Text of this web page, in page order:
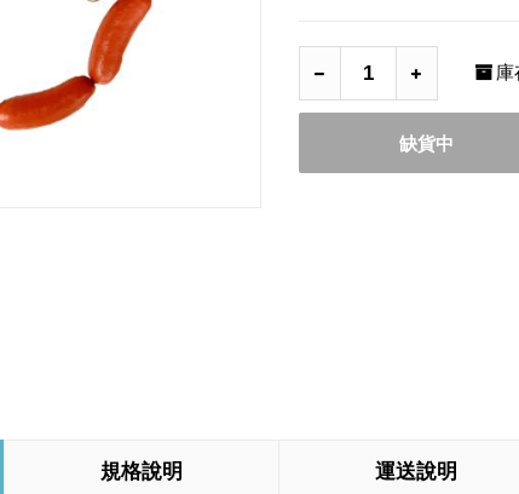
庫
缺貨中
規格說明 運送說明